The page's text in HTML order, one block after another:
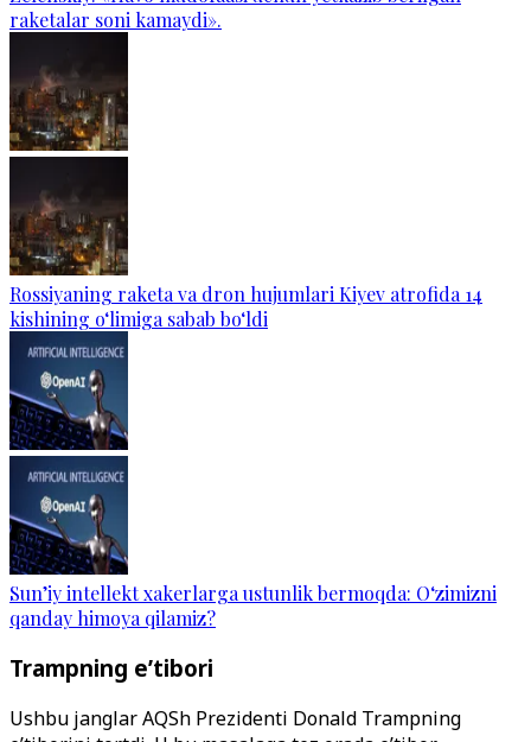
raketalar soni kamaydi».
Rossiyaning raketa va dron hujumlari Kiyev atrofida 14
kishining o‘limiga sabab bo‘ldi
Sun’iy intellekt xakerlarga ustunlik bermoqda: O‘zimizni
qanday himoya qilamiz?
Trampning e’tibori
Ushbu janglar AQSh Prezidenti Donald Trampning